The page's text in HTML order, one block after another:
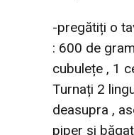
-pregătiți o
: 600 de
cubulețe , 1
Turnați 2
deasupra ,
piper și